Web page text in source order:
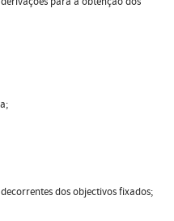
dos objectivos fixados;